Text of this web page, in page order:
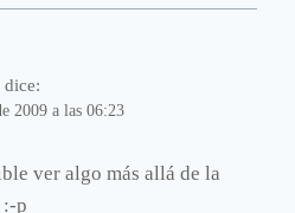
dice:
2009 a las 06:23
ver algo más allá de la
p